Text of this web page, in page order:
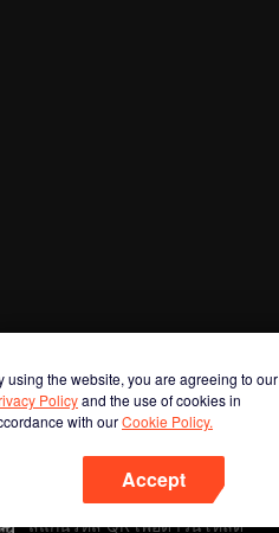
using the website, you are agreeing to our
Policyand the use of cookies in
with ourCookie Policy.
Accept
สแกนรหัส QR เพื่อดาวน์โหลด